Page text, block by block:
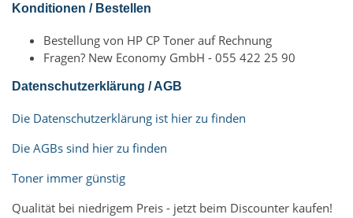
Konditionen / Bestellen
Bestellung von HP CP Toner auf Rechnung
Fragen? New Economy GmbH - 055 422 25 90
Datenschutzerklärung / AGB
Die Datenschutzerklärung ist hier zu finden
Die AGBs sind hier zu finden
Toner immer günstig
Qualität bei niedrigem Preis - jetzt beim Discounter kaufen!